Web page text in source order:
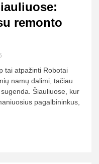
remonto
tai atpažinti Robotai
namų dalimi, tačiau
Šiauliuose, kur
pagalbininkus,